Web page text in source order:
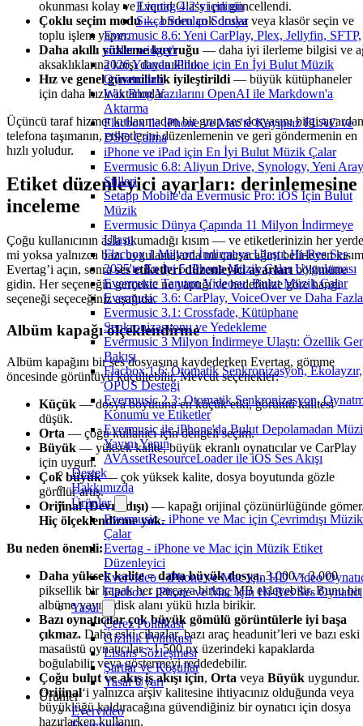
Evertag 4.2’yi edinin
Sıkça Sorulan Sorular
Evermusic 8.6: Yeni CarPlay, Plex, Jellyfin, SFTP,
sözler widget'ı
2026 Yılında iPhone için En İyi Bulut Müzik
Oynatıcıları
Wix Blog Yazılarını OpenAI ile Markdown'a
Aktarma
Flacbox ile iPhone ve Mac'te Kayıpsız FLAC ve
DSD Çalma
iPhone ve iPad için En İyi Bulut Müzik Çalar
Evermusic 6.8: Aliyun Drive, Synology, Yeni
Stilleri
Setapp Mobile'da Evermusic Pro: iOS İçin Bulut
Müzik
Evermusic Dünya Çapında 11 Milyon İndirmeye
Ulaştı
Flacbox 1 Milyon İndirmeye Ulaştı: Hi-Res Ses
2025'te En İyi 5 iPhone Müzik Çalar Uygulaması
Evermusic Tanıtım Videosu: Bulut Müzik Çalar
Evermusic 3.6: CarPlay, VoiceOver ve Daha
Evermusic 3.1: Crossfade, Kütüphane
Senkronizasyonu ve Yedekleme
Evermusic 3 Milyon İndirmeye Ulaştı: Özellik
Bakışı
Flacbox 1.6: Otomatik Senkronizasyon, Ekolayzır,
OPUS Desteği
Evermusic 2.3: Otomatik Senkronizasyon,
Konumu ve Etiketler
Evermusic ile iPhone'da Bulut Depolamadan
Yayını Yapın
AVAssetResourceLoader ile iOS Ses Akışı
Destek
Hakkımızda
Ürünler
Evermusic - iPhone ve Mac için Çevrimdışı Müzik
Çalar
Evertag - iPhone ve Mac için Müzik Etiket
Düzenleyici
Evervideo - iPhone ve Mac için HD Video
Flacbox - iPhone ve Mac için Hi-Res Ses Oynatıcı
Yasal
Çerez Politikası
Gizlilik Politikası
Lisans Sözleşmesi
Şartlar ve Koşullar
Yasal Uyarı
Ürünler
Evervideo
okunması kolay ve Liquid Glass için güncellendi.
Çoklu seçim modu— birden çok dosya veya klasör seçin ve
toplu işlem yapın.
Daha akıllı yükleme kuyruğu — daha iyi ilerleme bilgisi ve
aksaklıklarına karşı dayanıklılık.
Hız ve genel güvenilirlik iyileştirildi — büyük kütüphaneler
için daha hızlı aktarımlar.
Üçüncü taraf hizmet kullanmadan bir grup ses dosyasını bilgisayardan
telefona taşımanın, etiketlerini düzenlemenin ve geri göndermenin en
hızlı yoludur.
Etiket düzenleyici ayarları: derinlemesine
inceleme
Çoğu kullanıcının asla okumadığı kısım — ve etiketlerinizin her yerde
mi yoksa yalnızca bazı uygulamalarda mı çalışacağını belirleyen
Evertag’i açın, sonrases etiketleri düzenleyici ayarlarıbölümüne
gidin. Her seçeneğin gerçekte ne yaptığı ve hedefinize göre hangi
seçeneği seçeceğiniz aşağıda.
Albüm kapağı ölçeklendirme
Albüm kapağını bir ses dosyasına kaydederken Evertag, gömme
öncesinde görüntüyü küçültebilir. Mevcut seçenekler:
Küçük — dosya boyutuna en küçük etki, görüntü kalitesi
düşük.
Orta — çoğu kullanıcı için dengeli seçim.
Büyük — yüksek kalite, büyük ekranlı oynatıcılar ve CarPlay
için uygun.
Çok büyük— çok yüksek kalite, dosya boyutunda gözle
görülür artış.
Orijinal (Devre dışı) — kapağı orijinal çözünürlüğünde
Hiç ölçeklendirme yok.
Bu neden önemli:
Daha yüksek kalite = daha büyük dosya.3.000 × 3.000
piksellik bir kapak her parçaya birkaç MB ekleyebilir. Bunu bir
albüme yayın, disk alanı yükü hızla birikir.
Bazı oynatıcılar çok büyük gömülü görüntülerle iyi başa
çıkmaz. Daha eski cihazlar, bazı araç headunit’leri ve bazı eski
masaüstü oynatıcılar ~1.500 px üzerindeki kapaklarda
boğulabilir veya göstermeyi reddedebilir.
Çoğu bulut ve akış iş akışı için, Orta veya Büyük uygundur.
Orijinal‘i yalnızca arşiv kalitesine ihtiyacınız olduğunda veya
büyüklüğü kaldıracağına güvendiğiniz bir oynatıcı için dosya
hazırlarken kullanın.